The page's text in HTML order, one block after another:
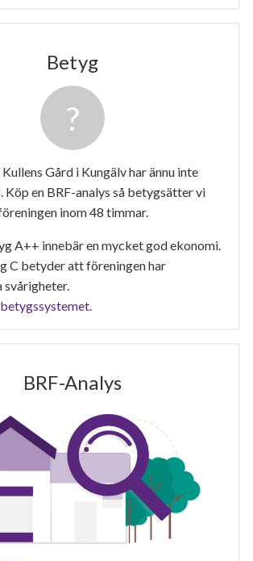
Betyg
Gård i Kungälv har ännu inte
Köp en BRF-analys så betygsätter vi
inom 48 timmar.
A++ innebär en mycket god ekonomi.
C betyder att föreningen har
svårigheter.
BRF-Analys